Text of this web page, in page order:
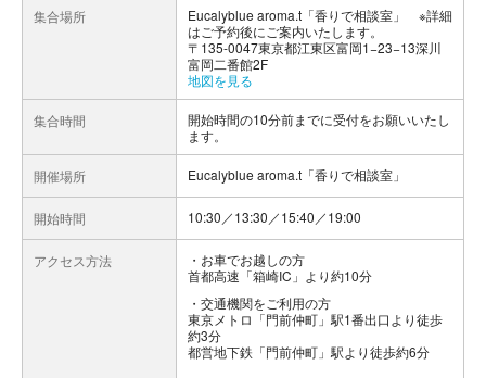
集合場所
Eucalyblue aroma.t「香りで相談室」 ※詳細
はご予約後にご案内いたします。
〒135-0047東京都江東区富岡1−23−13深川
富岡二番館2F
地図を見る
集合時間
開始時間の10分前までに受付をお願いいたし
ます。
開催場所 Eucalyblue aroma.t「香りで相談室」
開始時間 10:30／13:30／15:40／19:00
アクセス方法
お車でお越しの方
首都高速「箱崎IC」より約10分
交通機関をご利用の方
東京メトロ「門前仲町」駅1番出口より徒歩
約3分
都営地下鉄「門前仲町」駅より徒歩約6分